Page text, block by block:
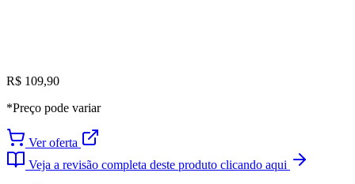
R$ 109,90
*Preço pode variar
Ver oferta
Veja a revisão completa deste produto clicando aqui